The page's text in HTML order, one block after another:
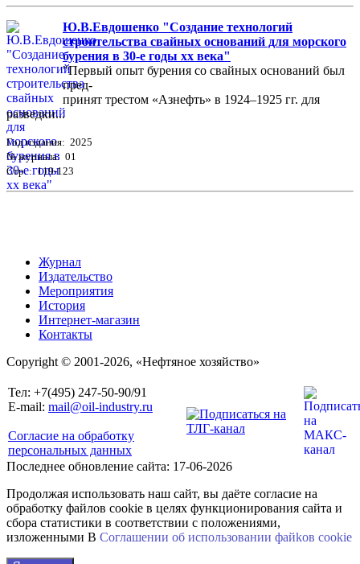
Ю.В.Евдошенко "Создание технологий
строительства свайных оснований для морского
бурения в 30-е годы хх века"
"Первый опыт бурения со свайных оснований был
пред-
принят трестом «Азнефть» в 1924–1925 гг. для
разведки...
Год издания: 2025
№ журнала: 01
Стр. : 119-123
Журнал
Издательство
Мероприятия
История
Интернет-магазин
Контакты
Copyright © 2001-2026, «Нефтяное хозяйство»
Тел: +7(495) 247-50-90/91
E-mail: mail@oil-industry.ru
Согласие на обработку
персональных данных
Последнее обновление сайта: 17-06-2026
Продолжая использовать наш сайт, вы даёте согласие на
обработку файлов cookie в целях функционирования сайта и
сбора статистики в соответствии с положениями,
изложенными В Соглашении об использовании файkов cookie